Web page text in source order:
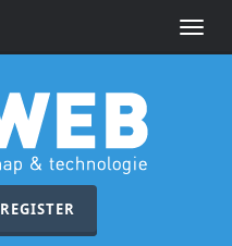
Toggle
REGISTER